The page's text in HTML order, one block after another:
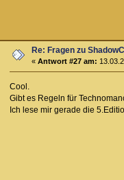
Re: Fragen zu
«Antwort #27 am:
Cool.
Gibt es Regeln für
Ich lese mir gerade die